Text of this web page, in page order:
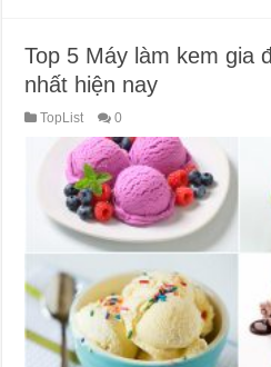
Top 5 Máy làm kem gia
nhất hiện nay
TopList 0